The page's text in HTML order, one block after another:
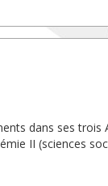
dans ses trois
II (sciences